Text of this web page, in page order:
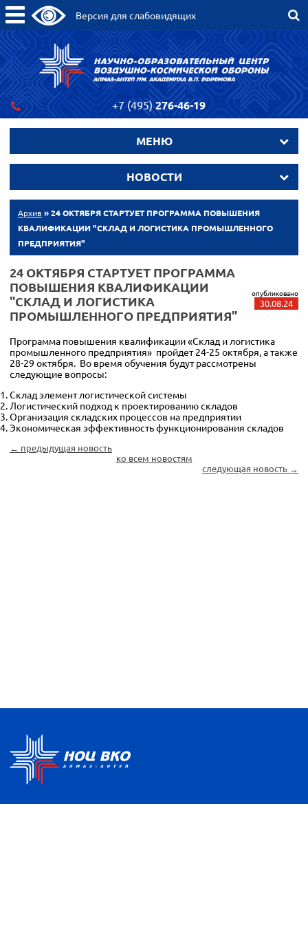
Версия для слабовидящих
+7 (495) 276-46-19
МЕНЮ
НОВОСТИ
Архив » 24 ОКТЯБРЯ СТАРТУЕТ ПРОГРАММА ПОВЫШЕНИЯ
КВАЛИФИКАЦИИ "СКЛАД И ЛОГИСТИКА ПРОМЫШЛЕННОГО
ПРЕДПРИЯТИЯ"
24 ОКТЯБРЯ СТАРТУЕТ ПРОГРАММА
ПОВЫШЕНИЯ КВАЛИФИКАЦИИ
"СКЛАД И ЛОГИСТИКА
ПРОМЫШЛЕННОГО ПРЕДПРИЯТИЯ"
опубликовано
30.08.24
Программа повышения квалификации «Склад и логистика
промышленного предприятия» пройдет 24-25 октября, а также
28-29 октября. Во время обучения будут рассмотрены
следующие вопросы:
Склад элемент логистической системы
Логистический подход к проектированию складов
Организация складских процессов на предприятии
Экономическая эффективность функционирования складов
← предыдущая новость
ко всем новостям
следующая новость →